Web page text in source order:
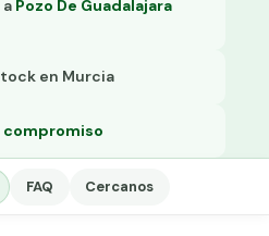
Pozo De Guadalajara
en Murcia
compromiso
FAQ Cercanos